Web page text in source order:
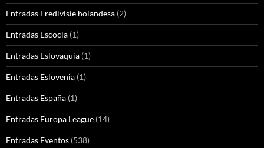
Entradas Eredivisie holandesa (2)
Entradas Escocia (1)
Entradas Eslovaquia (1)
Entradas Eslovenia (1)
Entradas España (1)
Entradas Europa League (14)
Entradas Eventos (538)